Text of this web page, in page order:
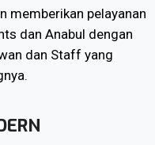
memberikan pelayanan
dan Anabul dengan
dan Staff yang